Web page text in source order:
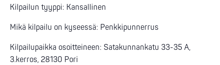
Kilpailun tyyppi: Kansallinen
Mikä kilpailu on kyseessä: Penkkipunnerrus
Kilpailupaikka osoitteineen: Satakunnankatu 33-35 A,
3.kerros, 28130 Pori